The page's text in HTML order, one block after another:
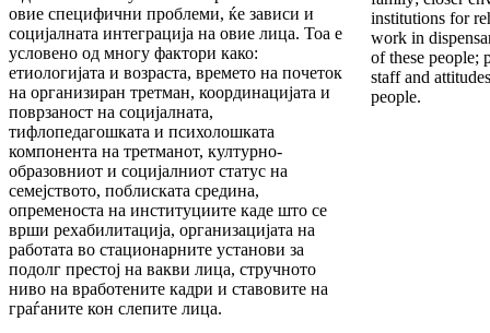
institutions for
work in
of these people;
staff and
people.
овие специфични проблеми, ќе зависи и
социјалната интеграција на овие лица. Тоа е
условено од многу фактори како:
етиологијата и возраста, времето на почеток
на организиран третман, координацијата и
поврзаност на социјалната,
тифлопедагошката и психолошката
компонента на третманот, културно-
образовниот и социјалниот статус на
семејството, поблиската средина,
опременоста на институциите каде што се
врши рехабилитација, организацијата на
работата во стационарните установи за
подолг престој на вакви лица, стручното
ниво на вработените кадри и ставовите на
граѓаните кон слепите лица.